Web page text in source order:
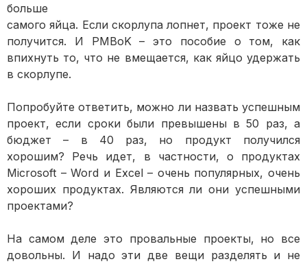
больше
самого яйца. Если скорлупа лопнет, проект тоже не
получится. И PMBoK – это пособие о том, как
впихнуть то, что не вмещается, как яйцо удержать
в скорлупе.
Попробуйте ответить, можно ли назвать успешным
проект, если сроки были превышены в 50 раз, а
бюджет – в 40 раз, но продукт получился
хорошим? Речь идет, в частности, о продуктах
Microsoft – Word и Excel – очень популярных, очень
хороших продуктах. Являются ли они успешными
проектами?
На самом деле это провальные проекты, но все
довольны. И надо эти две вещи разделять и не